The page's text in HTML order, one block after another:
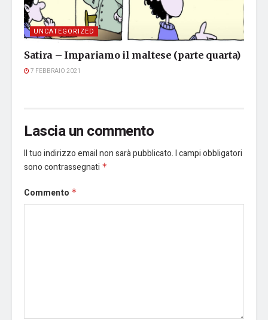
UNCATEGORIZED
Satira – Impariamo il maltese (parte quarta)
7 FEBBRAIO 2021
Lascia un commento
Il tuo indirizzo email non sarà pubblicato.I campi obbligatori
sono contrassegnati *
Commento *